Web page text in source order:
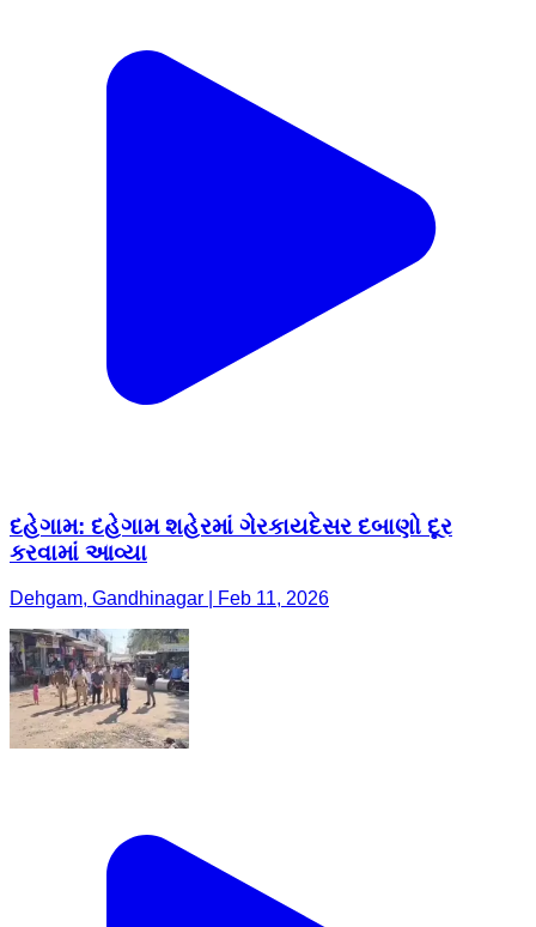
દહેગામ: દહેગામ શહેરમાં ગેરકાયદેસર દબાણો દૂર
કરવામાં આવ્યા
Dehgam, Gandhinagar | Feb 11, 2026